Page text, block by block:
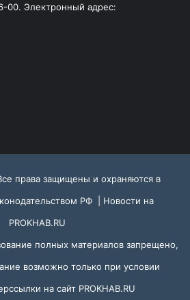
00. Электронный адрес:
права защищены и охраняются в
РФ | Новости на
PROKHAB.RU
полных материалов запрещено,
возможно только при условии
на сайт PROKHAB.RU